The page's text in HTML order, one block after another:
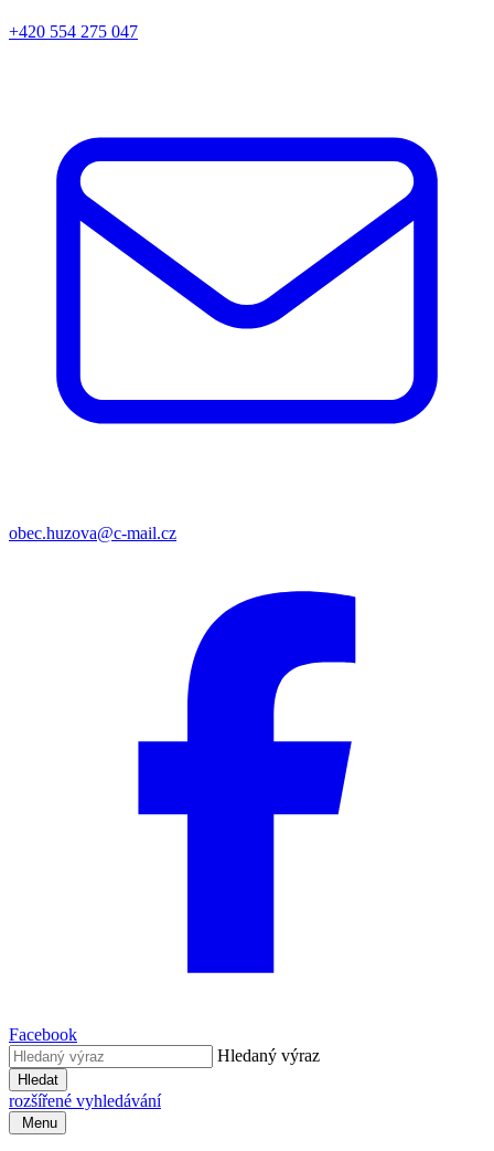
+420 554 275 047
obec.huzova@c-mail.cz
Facebook
Hledaný výraz
Hledat
rozšířené vyhledávání
Menu